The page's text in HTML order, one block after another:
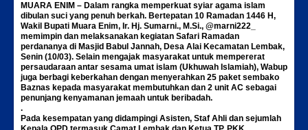
MUARA ENIM – Dalam rangka memperkuat syiar agama islam
dibulan suci yang penuh berkah. Bertepatan 10 Ramadan 1446 H,
Wakil Bupati Muara Enim, Ir. Hj. Sumarni., M.Si., @marni222_
memimpin dan melaksanakan kegiatan Safari Ramadan
perdananya di Masjid Babul Jannah, Desa Alai Kecamatan Lembak,
Senin (10/03). Selain mengajak masyarakat untuk mempererat
persaudaraan antar sesama umat islam (Ukhuwah Islamiah), Wabup
juga berbagi keberkahan dengan menyerahkan 25 paket sembako
Baznas kepada masyarakat membutuhkan dan 2 unit AC sebagai
penunjang kenyamanan jemaah untuk beribadah.
.
Pada kesempatan yang didampingi Asisten, Staf Ahli dan sejumlah